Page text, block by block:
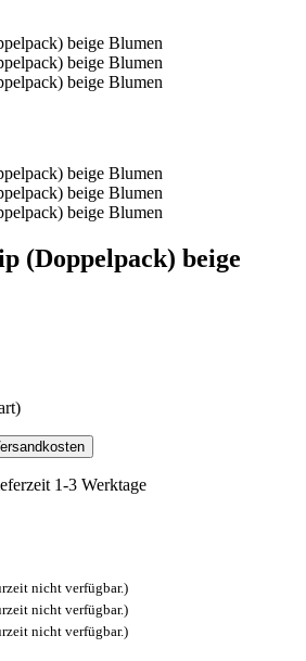
(Doppelpack) beige
1-3 Werktage
nicht verfügbar.)
nicht verfügbar.)
nicht verfügbar.)